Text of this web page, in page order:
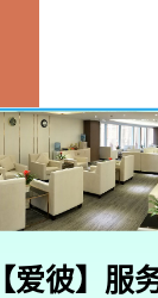
手表零件脱
【爱彼】服